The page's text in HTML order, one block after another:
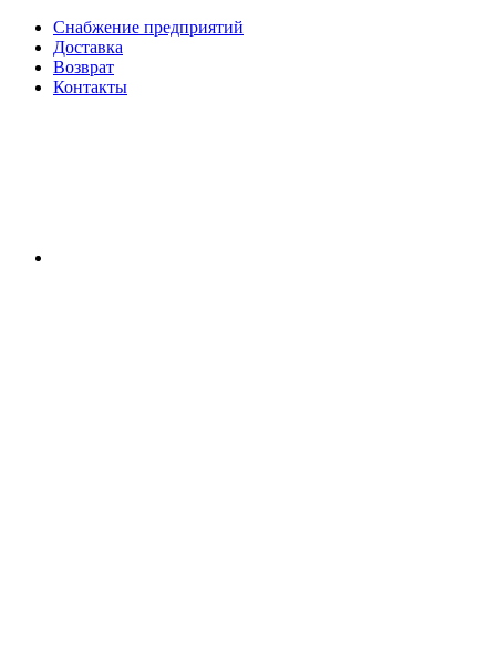
Снабжение предприятий
Доставка
Возврат
Контакты